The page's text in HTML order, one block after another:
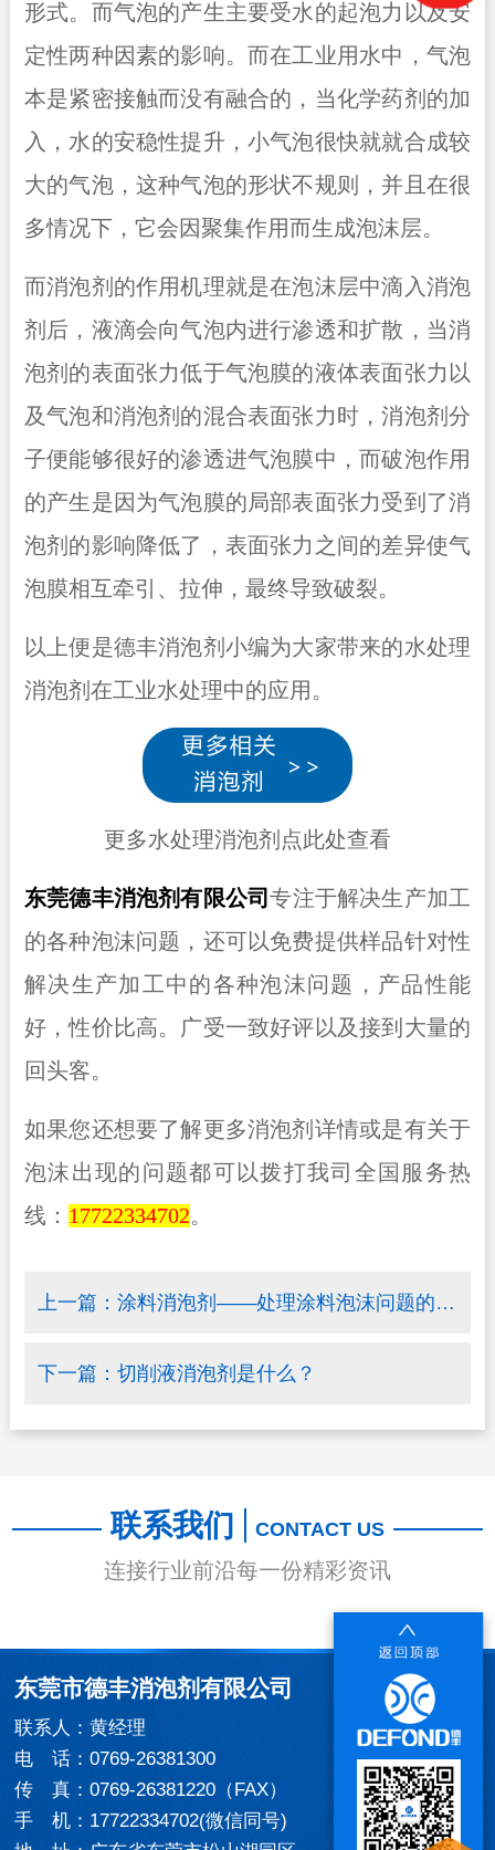
形式。而气泡的产生主要受水的起泡力以及安
定性两种因素的影响。而在工业用水中，气泡
本是紧密接触而没有融合的，当化学药剂的加
入，水的安稳性提升，小气泡很快就就合成较
大的气泡，这种气泡的形状不规则，并且在很
多情况下，它会因聚集作用而生成泡沫层。
而消泡剂的作用机理就是在泡沫层中滴入消泡
剂后，液滴会向气泡内进行渗透和扩散，当消
泡剂的表面张力低于气泡膜的液体表面张力以
及气泡和消泡剂的混合表面张力时，消泡剂分
子便能够很好的渗透进气泡膜中，而破泡作用
的产生是因为气泡膜的局部表面张力受到了消
泡剂的影响降低了，表面张力之间的差异使气
泡膜相互牵引、拉伸，最终导致破裂。
以上便是德丰消泡剂小编为大家带来的水处理
消泡剂在工业水处理中的应用。
更多水处理消泡剂点此处查看
东莞德丰消泡剂有限公司专注于解决生产加工
的各种泡沫问题，还可以免费提供样品针对性
解决生产加工中的各种泡沫问题，产品性能
好，性价比高。广受一致好评以及接到大量的
回头客。
如果您还想要了解更多消泡剂详情或是有关于
泡沫出现的问题都可以拨打我司全国服务热
线： 17722334702。
上一篇： 涂料消泡剂——处理涂料泡沫问题的关键
下一篇：切削液消泡剂是什么？
联系我们 CONTACT US
连接行业前沿每一份精彩资讯
东莞市德丰消泡剂有限公司
联系人：黄经理
电 话：0769-26381300
传 真：0769-26381220（FAX）
手 机：17722334702(微信同号)